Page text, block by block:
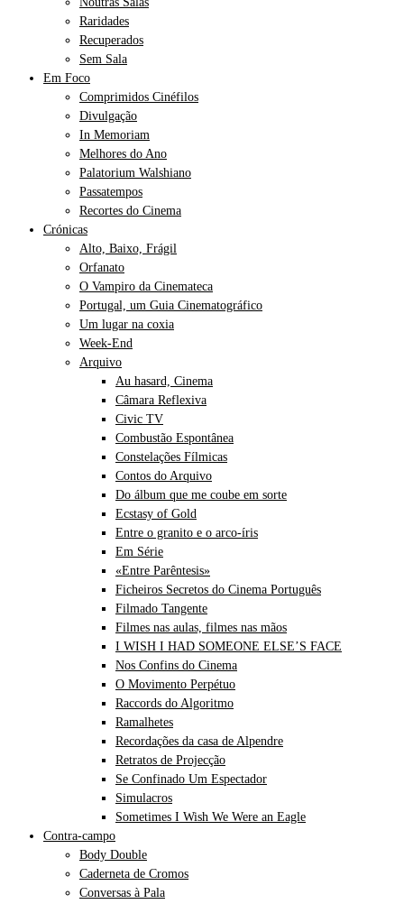
Raridades
Recuperados
Sem Sala
Em Foco
Comprimidos Cinéfilos
Divulgação
In Memoriam
Melhores do Ano
Palatorium Walshiano
Passatempos
Recortes do Cinema
Crónicas
Alto, Baixo, Frágil
Orfanato
O Vampiro da Cinemateca
Portugal, um Guia Cinematográfico
Um lugar na coxia
Week-End
Arquivo
Au hasard, Cinema
Câmara Reflexiva
Civic TV
Combustão Espontânea
Constelações Fílmicas
Contos do Arquivo
Do álbum que me coube em sorte
Ecstasy of Gold
Entre o granito e o arco-íris
Em Série
«Entre Parêntesis»
Ficheiros Secretos do Cinema Português
Filmado Tangente
Filmes nas aulas, filmes nas mãos
I WISH I HAD SOMEONE ELSE’S FACE
Nos Confins do Cinema
O Movimento Perpétuo
Raccords do Algoritmo
Ramalhetes
Recordações da casa de Alpendre
Retratos de Projecção
Se Confinado Um Espectador
Simulacros
Sometimes I Wish We Were an Eagle
Contra-campo
Body Double
Caderneta de Cromos
Conversas à Pala